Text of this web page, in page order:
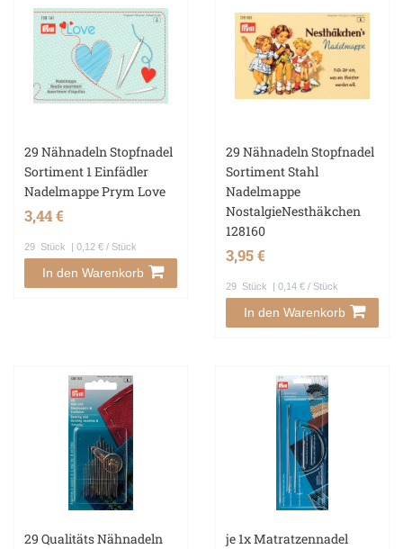
29 Nähnadeln Stopfnadel
Sortiment 1 Einfädler
Nadelmappe Prym Love
3,44 €
29 Stück | 0,12 € / Stück
In den Warenkorb
29 Nähnadeln Stopfnadel
Sortiment Stahl
Nadelmappe
NostalgieNesthäkchen
128160
3,95 €
29 Stück | 0,14 € / Stück
In den Warenkorb
29 Qualitäts Nähnadeln
je 1x Matratzennadel